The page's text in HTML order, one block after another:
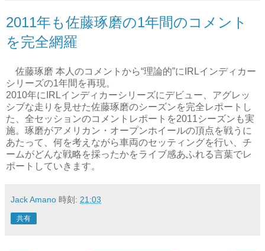
2011年も佐藤琢磨の1年間のコメント
を完全網羅
佐藤琢磨 本人のコメントから“理論的”にIRLインディカー
シリーズの1年間を再現。
2010年にIRLインディカーシリーズにデビュー、アグレッ
シブな走りを見せた佐藤琢磨のシーズンを完全レポートし
た、全セッションのコメントレポートを2011シーズンも実
施。琢磨がアメリカン・オープンホイールの頂点を戦うに
あたって、何を考えながら車両のセッティングを行い、チ
ームがどんな戦略を採ったかをライブ感あふれる言葉でレ
ポートしていきます。
Jack Amano 時刻: 21:03
共有